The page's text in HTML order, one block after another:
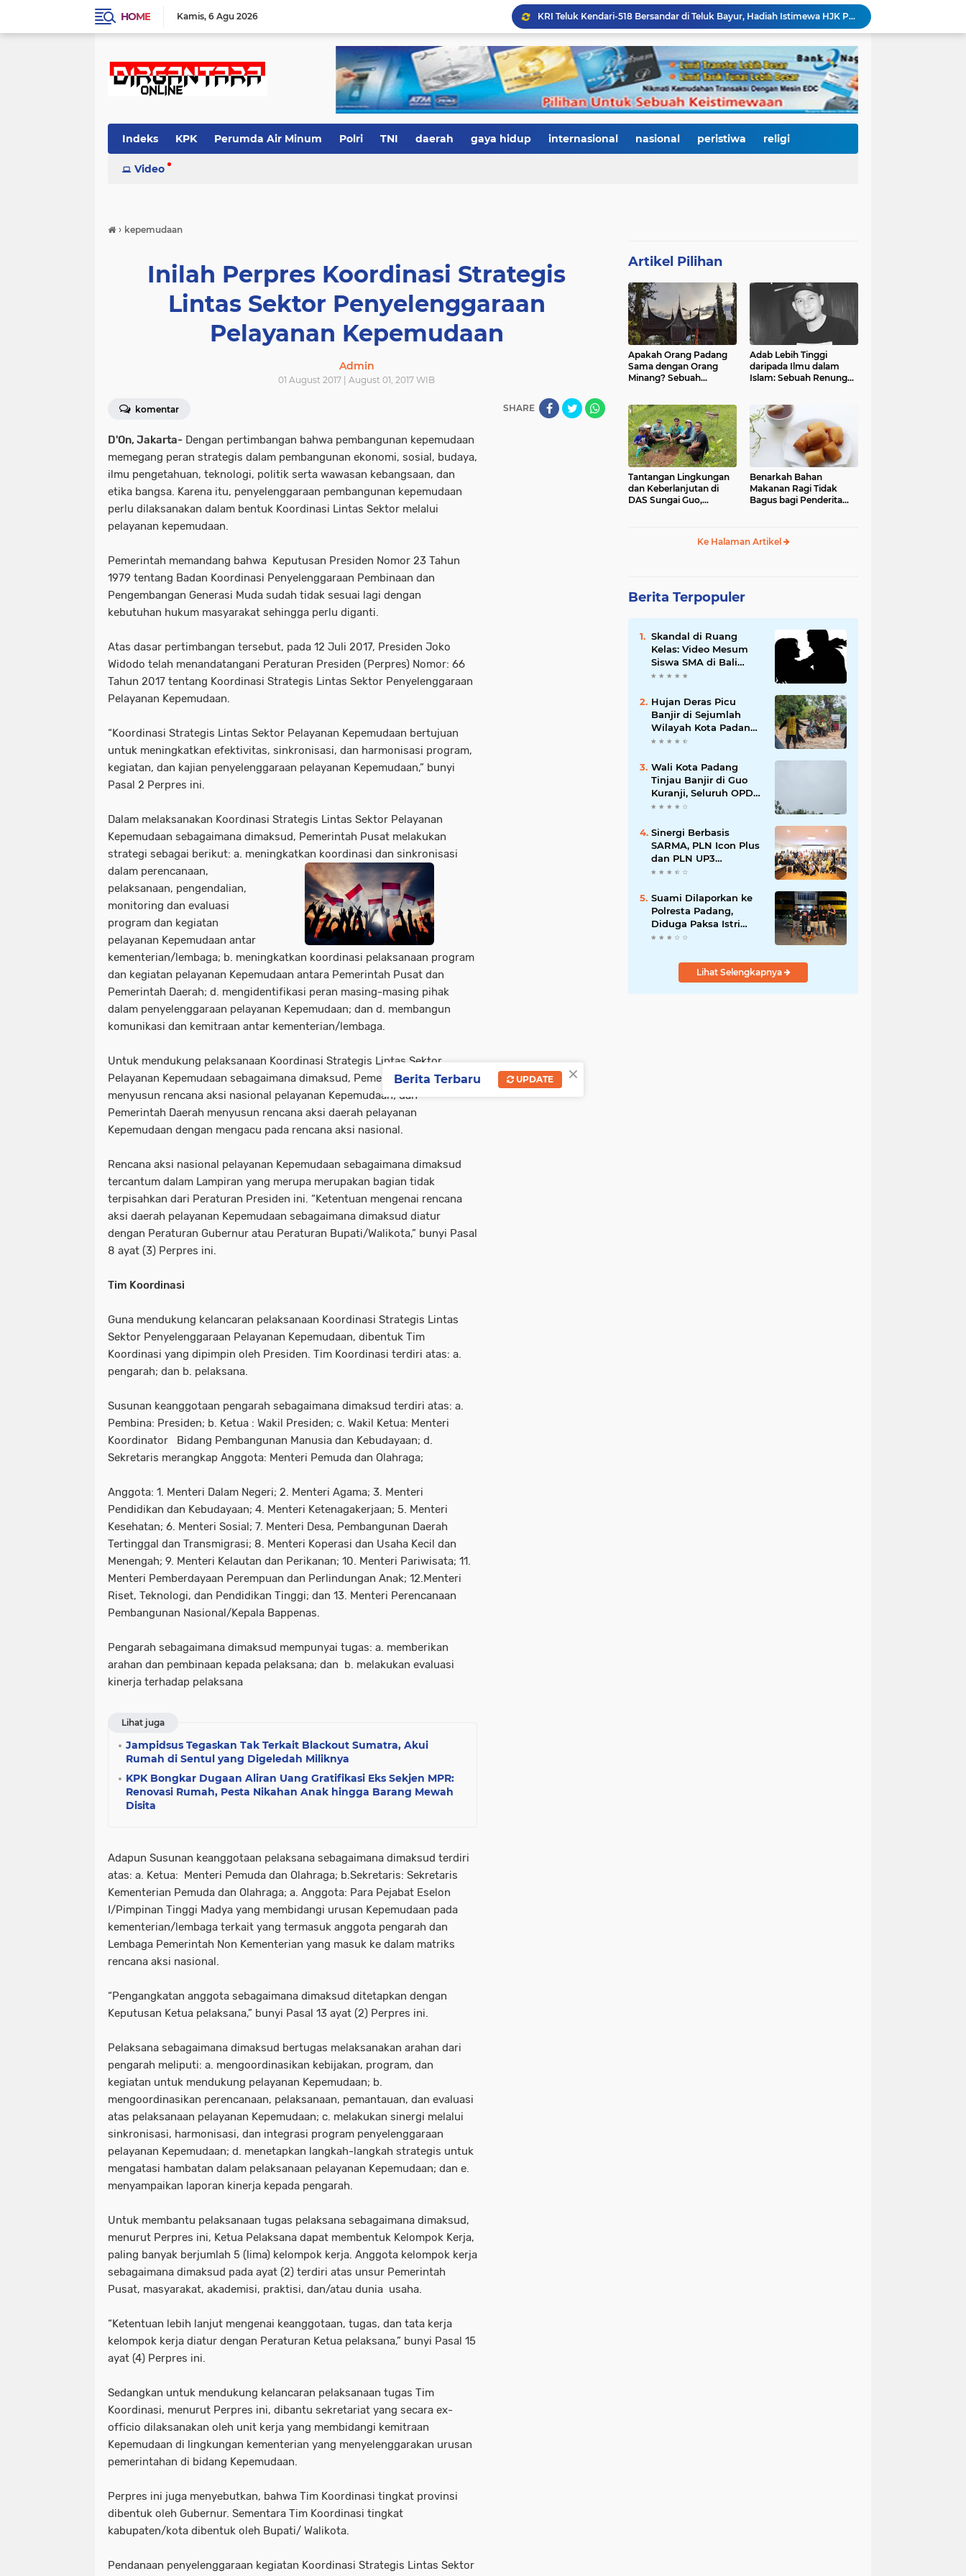
HOME Kamis 6 Agu 2026
KRI Teluk Kendari-518 Bersandar di Teluk Bayur, Hadiah Istimewa HJK Padang ke-357: Warga Diajak Naik Kapal Perang Gratis
International Symposium Kota Tua Padang Gaungkan Kolaborasi Dunia, Fadly Amran Ajak Selamatkan Batang Arau dan Wujudkan Pariwisata Berkelanjutan
2.334 Peserta Padati Auditorium UNP, Fadly Amran Ajak Dunia Pendidikan Bersatu Wujudkan 'Padang Juara' Berdaya Saing Global
3.000 Mahasiswa Baru UNP Ikuti Police Goes To Campus, Ditlantas Polda Sumbar Tanamkan Budaya Tertib Berlalu Lintas Sejak Hari Pertama Kuliah
Open Ship Kapal Teluk Kendari Diprediksi Diserbu Pengunjung, Trans Padang Ubah Rute Koridor 2 dan 4, Tarif Seluruh Koridor Cuma Rp1
Tak Gentar Medan Ekstrem, Tim Trisula Polres Solok Selatan Sisir Sungai Bangko, Police Line Dipasang di Lokasi Dugaan Tambang Emas Ilegal
Janji Bupati Annisa Mulai Terwujud, Pemkab Dharmasraya Benahi Jalan Pulau Punjung–Kampung Surau Sepanjang 5,6 Kilometer
Indeks KPK Perumda Air Minum Polri TNI daerah gaya hidup internasional nasional peristiwa religi
Video
› kepemudaan
Inilah Perpres Koordinasi Strategis
Lintas Sektor Penyelenggaraan
Pelayanan Kepemudaan
Admin
01 August 2017 | August 01, 2017 WIB
komentar SHARE
D'On, Jakarta- Dengan pertimbangan bahwa pembangunan kepemudaan
memegang peran strategis dalam pembangunan ekonomi, sosial, budaya,
ilmu pengetahuan, teknologi, politik serta wawasan kebangsaan, dan
etika bangsa. Karena itu, penyelenggaraan pembangunan kepemudaan
perlu dilaksanakan dalam bentuk Koordinasi Lintas Sektor melalui
pelayanan kepemudaan.
Pemerintah memandang bahwa Keputusan Presiden Nomor 23 Tahun
1979 tentang Badan Koordinasi Penyelenggaraan Pembinaan dan
Pengembangan Generasi Muda sudah tidak sesuai lagi dengan
kebutuhan hukum masyarakat sehingga perlu diganti.
Atas dasar pertimbangan tersebut, pada 12 Juli 2017, Presiden Joko
Widodo telah menandatangani Peraturan Presiden (Perpres) Nomor: 66
Tahun 2017 tentang Koordinasi Strategis Lintas Sektor Penyelenggaraan
Pelayanan Kepemudaan.
“Koordinasi Strategis Lintas Sektor Pelayanan Kepemudaan bertujuan
untuk meningkatkan efektivitas, sinkronisasi, dan harmonisasi program,
kegiatan, dan kajian penyelenggaraan pelayanan Kepemudaan,” bunyi
Pasal 2 Perpres ini.
Dalam melaksanakan Koordinasi Strategis Lintas Sektor Pelayanan
Kepemudaan sebagaimana dimaksud, Pemerintah Pusat melakukan
strategi sebagai berikut: a. meningkatkan koordinasi dan sinkronisasi
dalam perencanaan,
pelaksanaan, pengendalian,
monitoring dan evaluasi
program dan kegiatan
pelayanan Kepemudaan antar
kementerian/lembaga; b. meningkatkan koordinasi pelaksanaan program
dan kegiatan pelayanan Kepemudaan antara Pemerintah Pusat dan
Pemerintah Daerah; d. mengidentifikasi peran masing-masing pihak
dalam penyelenggaraan pelayanan Kepemudaan; dan d. membangun
komunikasi dan kemitraan antar kementerian/lembaga.
Untuk mendukung pelaksanaan Koordinasi Strategis Lintas Sektor
Pelayanan Kepemudaan sebagaimana dimaksud, Pemerintah Pusat
menyusun rencana aksi nasional pelayanan Kepemudaan; dan
Pemerintah Daerah menyusun rencana aksi daerah pelayanan
Kepemudaan dengan mengacu pada rencana aksi nasional.
Rencana aksi nasional pelayanan Kepemudaan sebagaimana dimaksud
tercantum dalam Lampiran yang merupa merupakan bagian tidak
terpisahkan dari Peraturan Presiden ini. “Ketentuan mengenai rencana
aksi daerah pelayanan Kepemudaan sebagaimana dimaksud diatur
dengan Peraturan Gubernur atau Peraturan Bupati/Walikota,” bunyi Pasal
8 ayat (3) Perpres ini.
Tim Koordinasi
Guna mendukung kelancaran pelaksanaan Koordinasi Strategis Lintas
Sektor Penyelenggaraan Pelayanan Kepemudaan, dibentuk Tim
Koordinasi yang dipimpin oleh Presiden. Tim Koordinasi terdiri atas: a.
pengarah; dan b. pelaksana.
Susunan keanggotaan pengarah sebagaimana dimaksud terdiri atas: a.
Pembina: Presiden; b. Ketua : Wakil Presiden; c. Wakil Ketua: Menteri
Koordinator Bidang Pembangunan Manusia dan Kebudayaan; d.
Sekretaris merangkap Anggota: Menteri Pemuda dan Olahraga;
Anggota: 1. Menteri Dalam Negeri; 2. Menteri Agama; 3. Menteri
Pendidikan dan Kebudayaan; 4. Menteri Ketenagakerjaan; 5. Menteri
Kesehatan; 6. Menteri Sosial; 7. Menteri Desa, Pembangunan Daerah
Tertinggal dan Transmigrasi; 8. Menteri Koperasi dan Usaha Kecil dan
Menengah; 9. Menteri Kelautan dan Perikanan; 10. Menteri Pariwisata; 11.
Menteri Pemberdayaan Perempuan dan Perlindungan Anak; 12.Menteri
Riset, Teknologi, dan Pendidikan Tinggi; dan 13. Menteri Perencanaan
Pembangunan Nasional/Kepala Bappenas.
Pengarah sebagaimana dimaksud mempunyai tugas: a. memberikan
arahan dan pembinaan kepada pelaksana; dan b. melakukan evaluasi
kinerja terhadap pelaksana
Lihat juga
Jampidsus Tegaskan Tak Terkait Blackout Sumatra, Akui
Rumah di Sentul yang Digeledah Miliknya
KPK Bongkar Dugaan Aliran Uang Gratifikasi Eks Sekjen MPR:
Renovasi Rumah, Pesta Nikahan Anak hingga Barang Mewah
Disita
Adapun Susunan keanggotaan pelaksana sebagaimana dimaksud terdiri
atas: a. Ketua: Menteri Pemuda dan Olahraga; b.Sekretaris: Sekretaris
Kementerian Pemuda dan Olahraga; a. Anggota: Para Pejabat Eselon
I/Pimpinan Tinggi Madya yang membidangi urusan Kepemudaan pada
kementerian/lembaga terkait yang termasuk anggota pengarah dan
Lembaga Pemerintah Non Kementerian yang masuk ke dalam matriks
rencana aksi nasional.
“Pengangkatan anggota sebagaimana dimaksud ditetapkan dengan
Keputusan Ketua pelaksana,” bunyi Pasal 13 ayat (2) Perpres ini.
Pelaksana sebagaimana dimaksud bertugas melaksanakan arahan dari
pengarah meliputi: a. mengoordinasikan kebijakan, program, dan
kegiatan untuk mendukung pelayanan Kepemudaan; b.
mengoordinasikan perencanaan, pelaksanaan, pemantauan, dan evaluasi
atas pelaksanaan pelayanan Kepemudaan; c. melakukan sinergi melalui
sinkronisasi, harmonisasi, dan integrasi program penyelenggaraan
pelayanan Kepemudaan; d. menetapkan langkah-langkah strategis untuk
mengatasi hambatan dalam pelaksanaan pelayanan Kepemudaan; dan e.
menyampaikan laporan kinerja kepada pengarah.
Untuk membantu pelaksanaan tugas pelaksana sebagaimana dimaksud,
menurut Perpres ini, Ketua Pelaksana dapat membentuk Kelompok Kerja,
paling banyak berjumlah 5 (lima) kelompok kerja. Anggota kelompok kerja
sebagaimana dimaksud pada ayat (2) terdiri atas unsur Pemerintah
Pusat, masyarakat, akademisi, praktisi, dan/atau dunia usaha.
“Ketentuan lebih lanjut mengenai keanggotaan, tugas, dan tata kerja
kelompok kerja diatur dengan Peraturan Ketua pelaksana,” bunyi Pasal 15
ayat (4) Perpres ini.
Sedangkan untuk mendukung kelancaran pelaksanaan tugas Tim
Koordinasi, menurut Perpres ini, dibantu sekretariat yang secara ex-
officio dilaksanakan oleh unit kerja yang membidangi kemitraan
Kepemudaan di lingkungan kementerian yang menyelenggarakan urusan
pemerintahan di bidang Kepemudaan.
Perpres ini juga menyebutkan, bahwa Tim Koordinasi tingkat provinsi
dibentuk oleh Gubernur. Sementara Tim Koordinasi tingkat
kabupaten/kota dibentuk oleh Bupati/ Walikota.
Pendanaan penyelenggaraan kegiatan Koordinasi Strategis Lintas Sektor
Artikel Pilihan
Apakah Orang Padang
Sama dengan Orang
Minang? Sebuah
Adab Lebih Tinggi
daripada Ilmu dalam
Islam: Sebuah Renungan
Tantangan Lingkungan
dan Keberlanjutan di
DAS Sungai Guo,
Benarkah Bahan
Makanan Ragi Tidak
Bagus bagi Penderita
Ke Halaman Artikel
Berita Terpopuler
Skandal di Ruang
Kelas: Video Mesum
Siswa SMA di Bali
Viral, Hukuman dan
Mengikuti
Hujan Deras Picu
Banjir di Sejumlah
Wilayah Kota Padang,
Warga Dievakuasi dan
Banjir Susulan
Wali Kota Padang
Tinjau Banjir di Guo
Kuranji, Seluruh OPD
Disiagakan dan
Dipercepat
Sinergi Berbasis
SARMA, PLN Icon Plus
dan PLN UP3
Tanjungpinang
Strategis
Suami Dilaporkan ke
Polresta Padang,
Diduga Paksa Istri
Layani Pria Lain
Lihat Selengkapnya
×
Berita Terbaru UPDATE